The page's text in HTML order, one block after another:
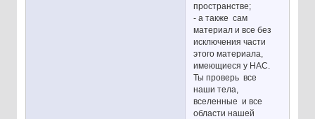
пространстве;
- а также сам
материал и все без
исключения части
этого материала,
имеющиеся у НАС.
Ты проверь все
наши тела,
вселенные и все
области нашей